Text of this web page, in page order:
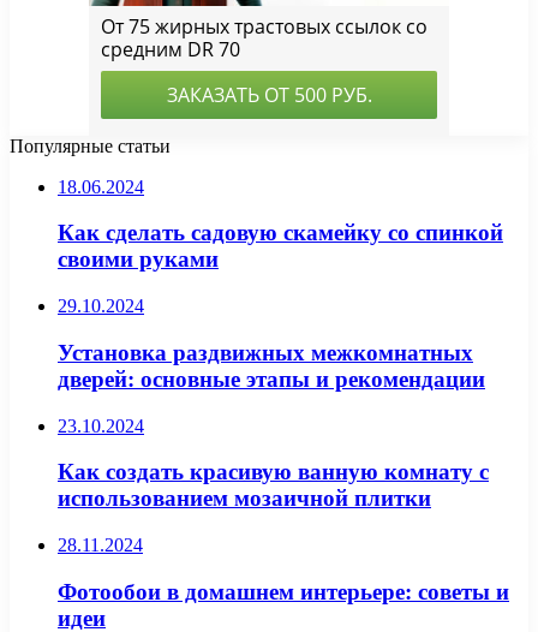
Популярные статьи
18.06.2024
Как сделать садовую скамейку со спинкой
своими руками
29.10.2024
Установка раздвижных межкомнатных
дверей: основные этапы и рекомендации
23.10.2024
Как создать красивую ванную комнату с
использованием мозаичной плитки
28.11.2024
Фотообои в домашнем интерьере: советы и
идеи